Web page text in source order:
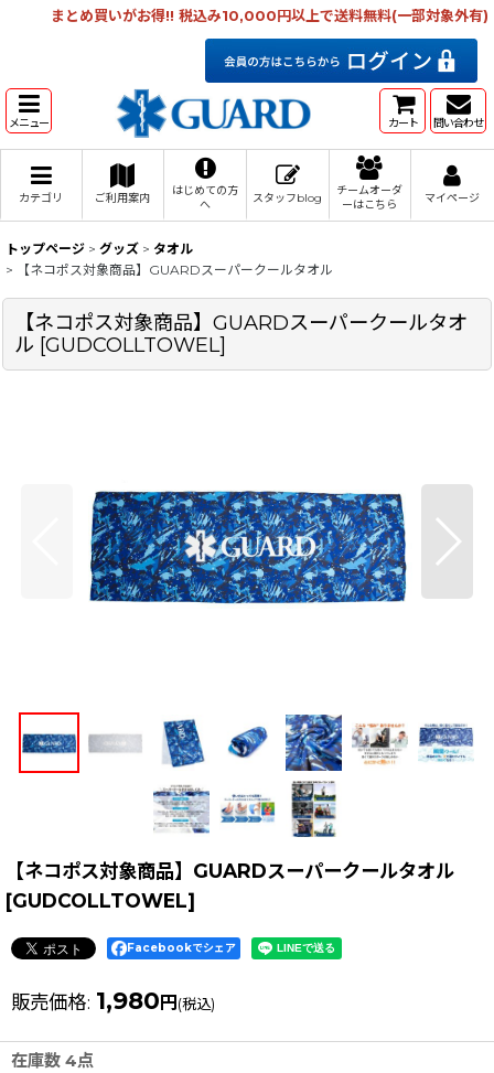
まとめ買いがお得!! 税込み10,000円以上で送料無料(一部対象外有)
メニュー カート 問い合わせ
カテゴリ ご利用案内
はじめての方
へ
スタッフblog
チームオーダ
ーはこちら
マイページ
トップページ > グッズ > タオル
>
【ネコポス対象商品】GUARDスーパークールタオル
【ネコポス対象商品】GUARDスーパークールタオ
ル [GUDCOLLTOWEL]
【ネコポス対象商品】GUARDスーパークールタオル
[GUDCOLLTOWEL]
Facebookでシェア
販売価格: 1,980 円 (税込)
在庫数 4点